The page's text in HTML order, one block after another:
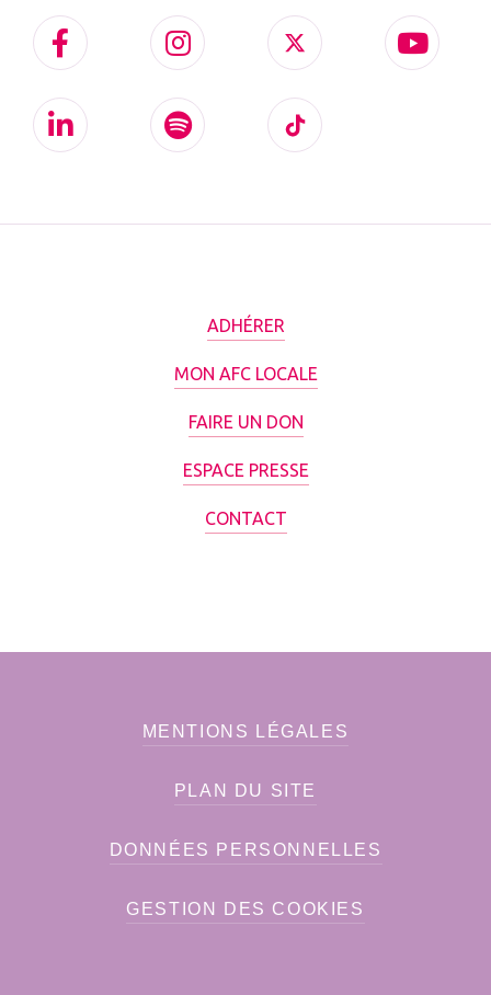
ADHÉRER
MON AFC LOCALE
FAIRE UN DON
ESPACE PRESSE
CONTACT
MENTIONS LÉGALES
PLAN DU SITE
DONNÉES PERSONNELLES
GESTION DES COOKIES